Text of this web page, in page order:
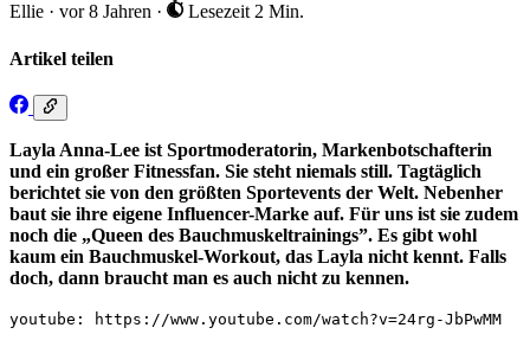
Ellie · vor 8 Jahren · Lesezeit 2 Min.
Artikel teilen
Layla Anna-Lee ist Sportmoderatorin, Markenbotschafterin
und ein großer Fitnessfan. Sie steht niemals still. Tagtäglich
berichtet sie von den größten Sportevents der Welt. Nebenher
baut sie ihre eigene Influencer-Marke auf. Für uns ist sie zudem
noch die „Queen des Bauchmuskeltrainings”. Es gibt wohl
kaum ein Bauchmuskel-Workout, das Layla nicht kennt. Falls
doch, dann braucht man es auch nicht zu kennen.
youtube: https://www.youtube.com/watch?v=24rg-JbPwMM